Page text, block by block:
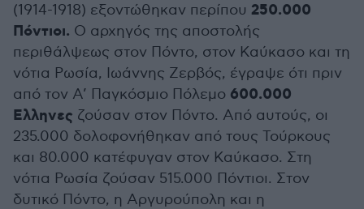
(1914-1918) εξοντώθηκαν περίπου 250.000
Πόντιοι. Ο αρχηγός της αποστολής
περιθάλψεως στον Πόντο, στον Καύκασο και τη
νότια Ρωσία, Ιωάννης Ζερβός, έγραψε ότι πριν
από τον Α’ Παγκόσμιο Πόλεμο 600.000
Ελληνες ζούσαν στον Πόντο. Από αυτούς, οι
235.000 δολοφονήθηκαν από τους Τούρκους
και 80.000 κατέφυγαν στον Καύκασο. Στη
νότια Ρωσία ζούσαν 515.000 Πόντιοι. Στον
δυτικό Πόντο, η Αργυρούπολη και η